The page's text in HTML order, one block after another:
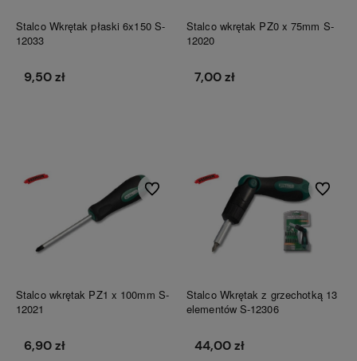
Stalco Wkrętak płaski 6x150 S-
12033
9,50 zł
Stalco wkrętak PZ0 x 75mm S-
12020
7,00 zł
Stalco wkrętak PZ1 x 100mm S-
12021
6,90 zł
Do ulubionych
Stalco Wkrętak z grzechotką 13
elementów S-12306
44,00 zł
Do